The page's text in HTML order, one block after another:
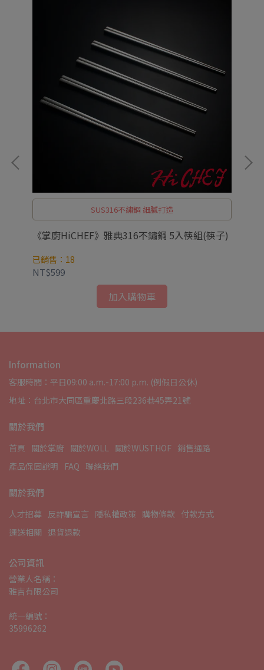
SUS316不繡鋼 細膩打造
《掌廚HiCHEF》雅典316不鏽鋼 5入筷組(筷子)
已銷售：18
NT$599
加入購物車
Information
客服時間：平日09:00 a.m.-17:00 p.m. (例假日公休)
地址：台北市大同區重慶北路三段236巷45弄21號
關於我們
首頁 關於掌廚 關於WOLL 關於WÜSTHOF 銷售通路
產品保固說明
FAQ 聯絡我們
關於我們
人才招募 反詐騙宣言 隱私權政策 購物條款 付款方式
運送相關 退貨退款
公司資訊
營業人名稱：
雅吉有限公司
統一編號：
35996262